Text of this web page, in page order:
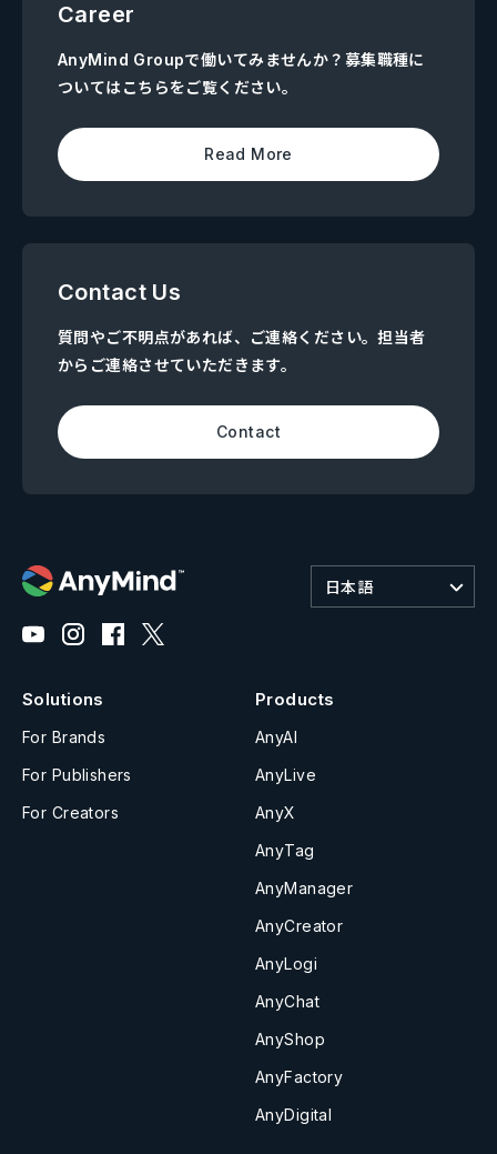
Career
AnyMind Groupで働いてみませんか？募集職種に
ついてはこちらをご覧ください。
Read More
Contact Us
質問やご不明点があれば、ご連絡ください。担当者
からご連絡させていただきます。
Contact
日本語
Solutions
For Brands
For Publishers
For Creators
Products
AnyAI
AnyLive
AnyX
AnyTag
AnyManager
AnyCreator
AnyLogi
AnyChat
AnyShop
AnyFactory
AnyDigital